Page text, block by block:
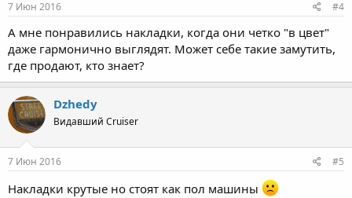
7 Июн 2016 #4
А мне понравились накладки, когда они четко "в цвет"
даже гармонично выглядят. Может себе такие замутить,
где продают, кто знает?
Dzhedy
Видавший Cruiser
7 Июн 2016 #5
Накладки крутые но стоят как пол машины